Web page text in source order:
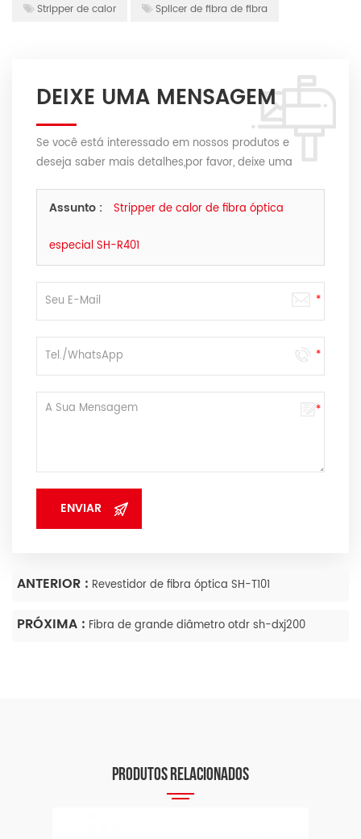
Stripper de calor
Splicer de fibra de fibra
DEIXE UMA MENSAGEM
Se você está interessado em nossos produtos e
deseja saber mais detalhes,por favor, deixe uma
possível.
Assunto : Stripper de calor de fibra óptica
especial SH-R401
ANTERIOR : Revestidor de fibra óptica SH-T101
PRÓXIMA : Fibra de grande diâmetro otdr sh-dxj200
PRODUTOS RELACIONADOS